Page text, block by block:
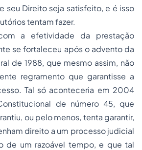
seu Direito seja satisfeito, e é isso
tentam fazer.
a efetividade da prestação
se fortaleceu após o advento da
de 1988, que mesmo assim, não
regramento que garantisse a
Tal só aconteceria em 2004
de número 45, que
ou pelo menos, tenta garantir,
direito a um processo judicial
de um razoável tempo, e que tal